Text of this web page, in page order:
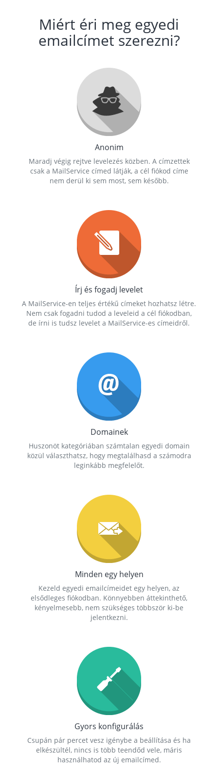
Miért éri meg egyedi
emailcímet szerezni?
Anonim
Maradj végig rejtve levelezés közben. A címzettek
csak a MailService címed látják, a cél fiókod címe
nem derül ki sem most, sem később.
Írj és fogadj levelet
A MailService-en teljes értékű címeket hozhatsz létre.
Nem csak fogadni tudod a leveleid a cél fiókodban,
de írni is tudsz levelet a MailService-es címeidről.
Domainek
Huszonöt kategóriában számtalan egyedi domain
közül választhatsz, hogy megtalálhasd a számodra
leginkább megfelelőt.
Minden egy helyen
Kezeld egyedi emailcímeidet egy helyen, az
elsődleges fiókodban. Könnyebben áttekinthető,
kényelmesebb, nem szükséges többször ki-be
jelentkezni.
Gyors konfigurálás
Csupán pár percet vesz igénybe a beállítása és ha
elkészültél, nincs is több teendőd vele, máris
használhatod az új emailcímed.